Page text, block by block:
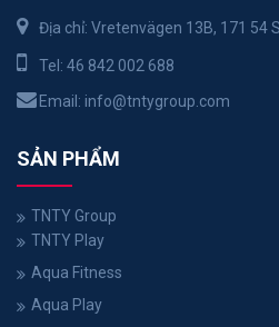
Địa chỉ: Vretenvägen 13B, 171 54
Tel: 46 842 002 688
Email: info@tntygroup.com
SẢN PHẨM
TNTY Group
TNTY Play
Aqua Fitness
Aqua Play